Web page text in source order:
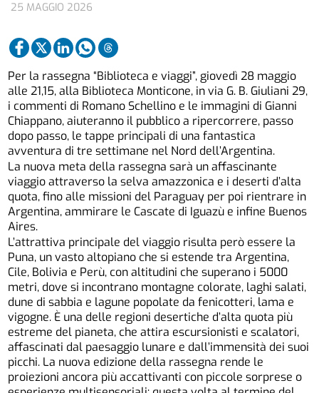
25 MAGGIO 2026
Per la rassegna “Biblioteca e viaggi”, giovedì 28 maggio
alle 21,15, alla Biblioteca Monticone, in via G. B. Giuliani 29,
i commenti di Romano Schellino e le immagini di Gianni
Chiappano, aiuteranno il pubblico a ripercorrere, passo
dopo passo, le tappe principali di una fantastica
avventura di tre settimane nel Nord dell’Argentina.
La nuova meta della rassegna sarà un affascinante
viaggio attraverso la selva amazzonica e i deserti d’alta
quota, fino alle missioni del Paraguay per poi rientrare in
Argentina, ammirare le Cascate di Iguazù e infine Buenos
Aires.
L’attrattiva principale del viaggio risulta però essere la
Puna, un vasto altopiano che si estende tra Argentina,
Cile, Bolivia e Perù, con altitudini che superano i 5000
metri, dove si incontrano montagne colorate, laghi salati,
dune di sabbia e lagune popolate da fenicotteri, lama e
vigogne. È una delle regioni desertiche d’alta quota più
estreme del pianeta, che attira escursionisti e scalatori,
affascinati dal paesaggio lunare e dall’immensità dei suoi
picchi. La nuova edizione della rassegna rende le
proiezioni ancora più accattivanti con piccole sorprese o